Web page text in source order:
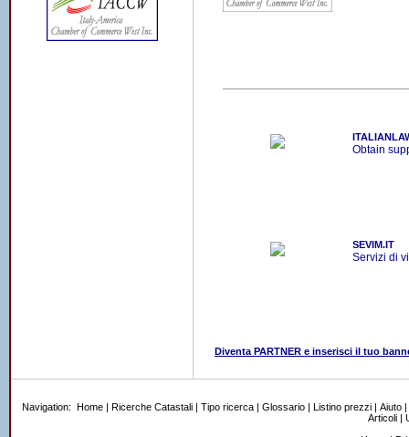
Obtain
SEVIM.IT
Servizi di
Diventa PARTNER e inserisci il tuo
Navigation: Home| Ricerche Catastali| Tipo ricerca| Glossario| Listino prezzi| Aiuto|
Articoli |